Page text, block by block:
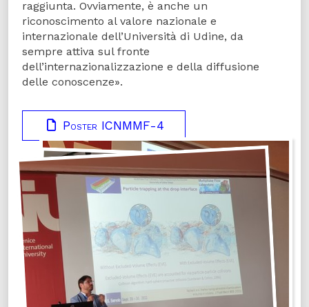
raggiunta. Ovviamente, è anche un
riconoscimento al valore nazionale e
internazionale dell’Università di Udine, da
sempre attiva sul fronte
dell’internazionalizzazione e della diffusione
delle conoscenze».
Poster ICNMMF-4